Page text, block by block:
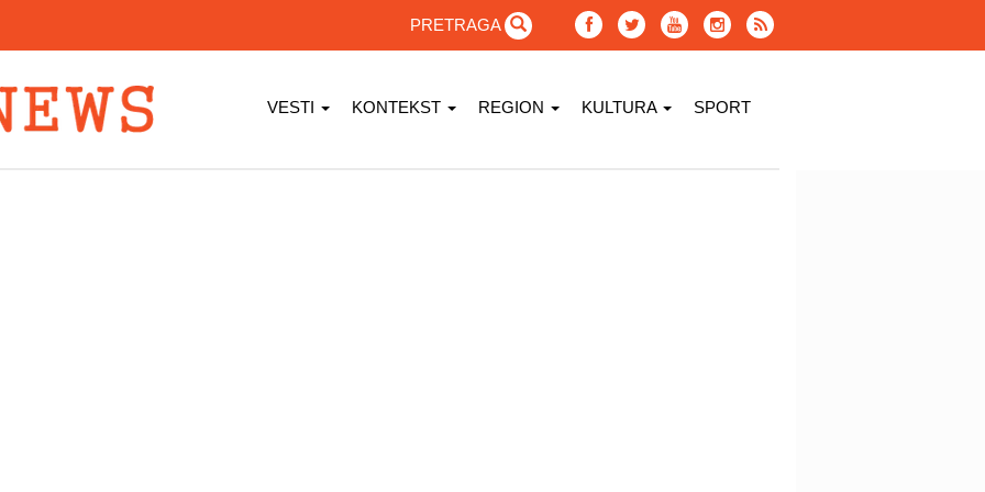
PRETRAGA
VESTI KONTEKST REGION KULTURA SPORT